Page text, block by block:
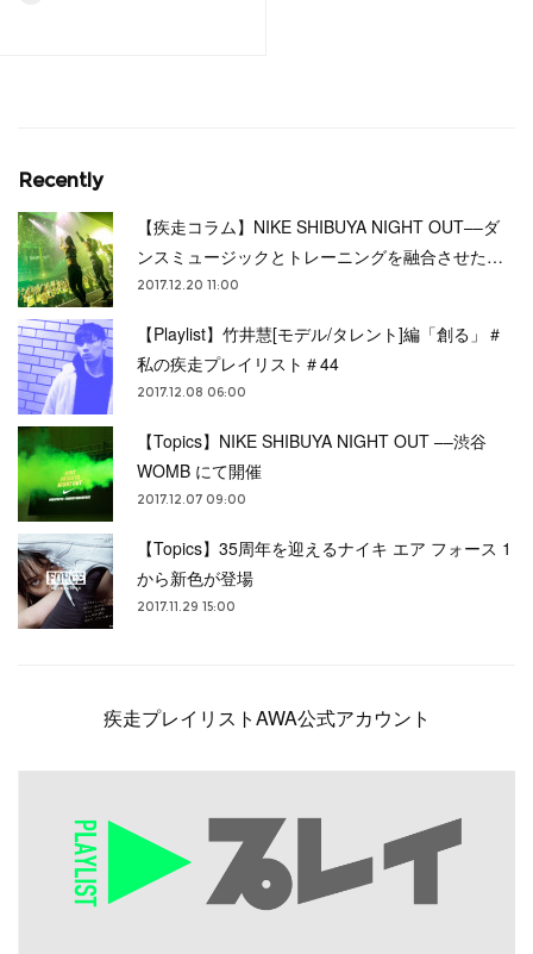
Recently
【疾走コラム】NIKE SHIBUYA NIGHT OUT––ダ
ンスミュージックとトレーニングを融合させた…
2017.12.20 11:00
【Playlist】竹井慧[モデル/タレント]編「創る」＃
私の疾走プレイリスト＃44
2017.12.08 06:00
【Topics】NIKE SHIBUYA NIGHT OUT ––渋谷
WOMB にて開催
2017.12.07 09:00
【Topics】35周年を迎えるナイキ エア フォース 1
から新色が登場
2017.11.29 15:00
疾走プレイリストAWA公式アカウント